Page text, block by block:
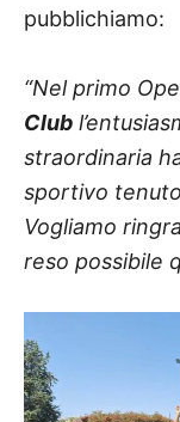
pubblichiamo:
“Nel primo
Club
straordinaria
sportivo
Vogliamo
reso possibile